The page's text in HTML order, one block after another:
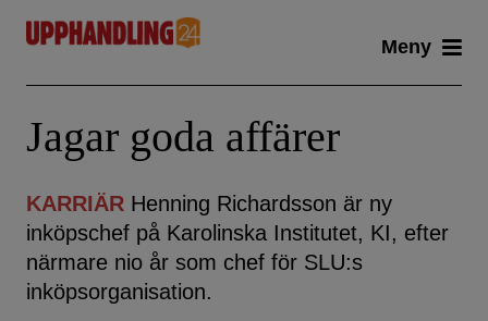
content
Meny
Jagar goda affärer
KARRIÄR Henning Richardsson är ny
inköpschef på Karolinska Institutet, KI, efter
närmare nio år som chef för SLU:s
inköpsorganisation.